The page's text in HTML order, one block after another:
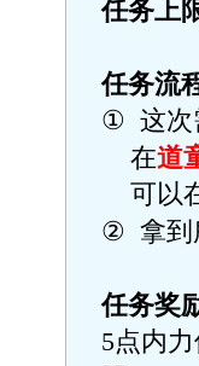
任务上
任务流
① 这
在道
可以
② 拿
任务奖
5点内